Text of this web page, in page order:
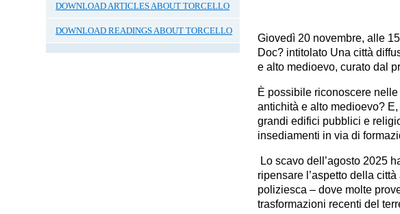
DOWNLOAD ARTICLES ABOUT TORCELLO
DOWNLOAD READINGS ABOUT TORCELLO
Giovedì 20 novembre, alle
Doc? intitolato Una città
e alto medioevo, curato dal
È possibile riconoscere nelle
antichità e alto medioevo? E,
grandi edifici pubblici e
insediamenti in via di
Lo scavo dell’agosto 2025
ripensare l’aspetto della
poliziesca – dove molte
trasformazioni recenti del